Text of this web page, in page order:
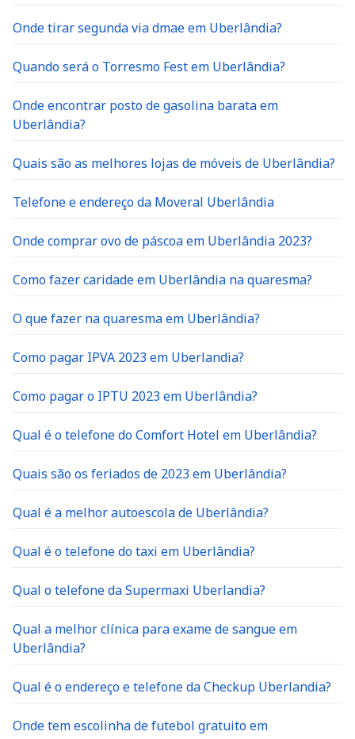
Onde tirar segunda via dmae em Uberlândia?
Quando será o Torresmo Fest em Uberlândia?
Onde encontrar posto de gasolina barata em
Uberlândia?
Quais são as melhores lojas de móveis de Uberlândia?
Telefone e endereço da Moveral Uberlândia
Onde comprar ovo de páscoa em Uberlândia 2023?
Como fazer caridade em Uberlândia na quaresma?
O que fazer na quaresma em Uberlândia?
Como pagar IPVA 2023 em Uberlandia?
Como pagar o IPTU 2023 em Uberlândia?
Qual é o telefone do Comfort Hotel em Uberlândia?
Quais são os feriados de 2023 em Uberlândia?
Qual é a melhor autoescola de Uberlândia?
Qual é o telefone do taxi em Uberlândia?
Qual o telefone da Supermaxi Uberlandia?
Qual a melhor clínica para exame de sangue em
Uberlândia?
Qual é o endereço e telefone da Checkup Uberlandia?
Onde tem escolinha de futebol gratuito em